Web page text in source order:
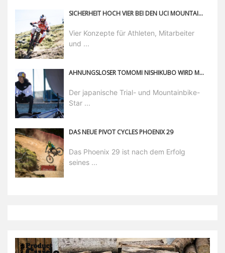
SICHERHEIT HOCH VIER BEI DEN UCI MOUNTAIN BIKE WELTMEISTERSCHAFTEN IN SAALFELDEN LEOGANG
Vier Konzepte für Athleten, Mitarbeiter
und ...
AHNUNGSLOSER TOMOMI NISHIKUBO WIRD MIT RED BULL HELM ÜBERRASCHT
Der japanische Trial- und Mountainbike-
Star ...
DAS NEUE PIVOT CYCLES PHOENIX 29
Das Phoenix 29 ist nach dem Erfolg
seines ...